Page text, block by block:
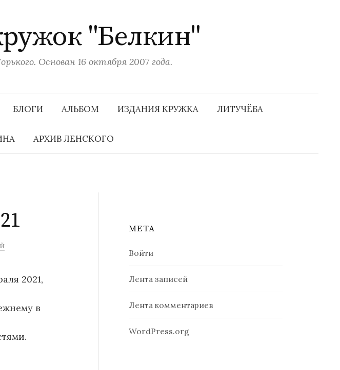
"Белкин"
Основан 16 октября 2007 года.
БЛОГИ АЛЬБОМ ИЗДАНИЯ КРУЖКА ЛИТУЧЁБА
АРХИВ ЛЕНСКОГО
2021,
в
МЕТА
Войти
Лента записей
Лента комментариев
WordPress.org